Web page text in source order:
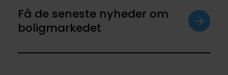
Få de seneste nyheder om
boligmarkedet